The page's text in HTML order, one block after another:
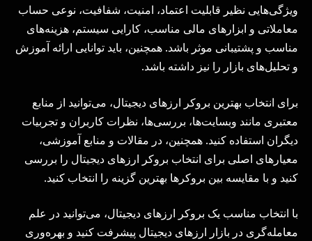
ویژگی‌هایی نظیر قابلیت اعتماد، امنیت، شفافیت، نوعی حساب
معاملاتی و ابزارهای مالی مناسب، کارایی سیستم، هزینه‌های
مناسب و پشتیبانی موثر باشد. همچنین، باید توانایی ارائه آموزش
و تحلیل‌های بازار را نیز داشته باشد.
برای انتخاب بهترین بروکر ارزهای دیجیتال، می‌توانید از منابع
معتبری مانند وبسایت‌ها، بررسی‌ها، نظرات کاربران و تجربیات
دیگران استفاده کنید. همچنین، در مقالات و منابع آموزشی،
معیارهای اصلی برای انتخاب بروکر ارزهای دیجیتال را بررسی
کنید و با مقایسه بین بروکرها بهترین گزینه را انتخاب کنید.
با انتخاب مناسب یک بروکر ارزهای دیجیتال، می‌توانید در علم
معامله‌گری در بازار ارزهای دیجیتال پیشرفت کنید و بهره‌وری